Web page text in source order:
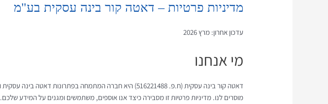
מדיניות פרטיות – דאטה קור בינה עסקית בע"מ
עדכון אחרון: מרץ 2026
מי אנחנו
מוסרים לנו. מדיניות פרטיות זו מסבירה כיצד אנו אוספים, משתמשים ומגנים על המידע שלכם.